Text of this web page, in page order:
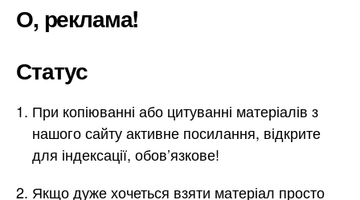
О, реклама!
Статус
При копіюванні або цитуванні матеріалів з
нашого сайту активне посилання, відкрите
для індексації, обов’язкове!
Якщо дуже хочеться взяти матеріал просто